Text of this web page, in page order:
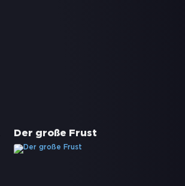
Der große Frust